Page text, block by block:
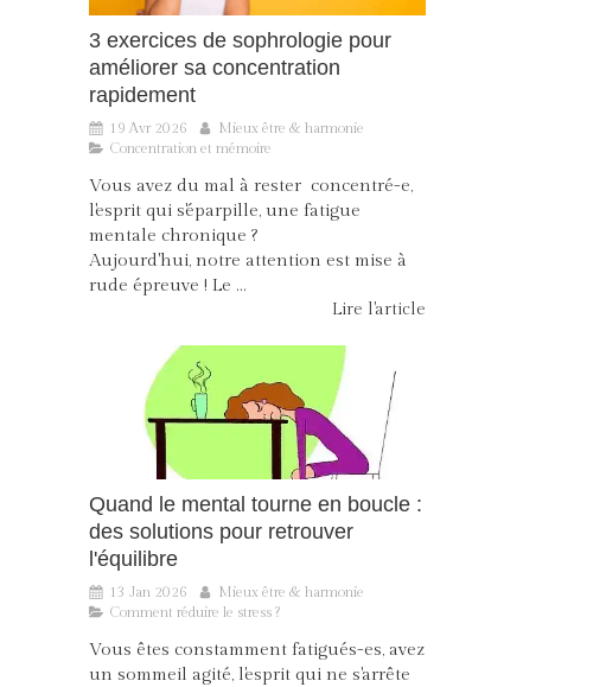
3 exercices de sophrologie pour
améliorer sa concentration
rapidement
19 Avr 2026
Mieux être & harmonie
Concentration et mémoire
Vous avez du mal à rester concentré-e,
l'esprit qui s'éparpille, une fatigue
mentale chronique ?
Aujourd'hui, notre attention est mise à
rude épreuve ! Le ...
Lire l'article
Quand le mental tourne en boucle :
des solutions pour retrouver
l'équilibre
13 Jan 2026
Mieux être & harmonie
Comment réduire le stress ?
Vous êtes constamment fatigués-es, avez
un sommeil agité, l'esprit qui ne s'arrête